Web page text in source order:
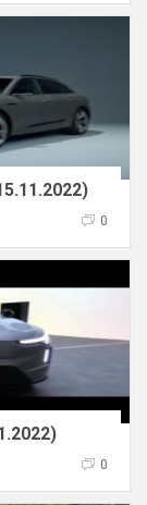
0
0